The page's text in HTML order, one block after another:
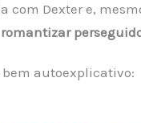
com Dexter e,
autoexplicativo: